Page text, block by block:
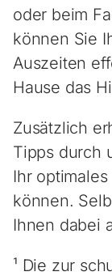
oder beim
können Sie
Auszeiten
Hause das
Zusätzlich
Tipps durch
Ihr
können.
Ihnen dabei
¹ Die zur